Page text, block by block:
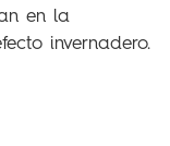
en la
invernadero.